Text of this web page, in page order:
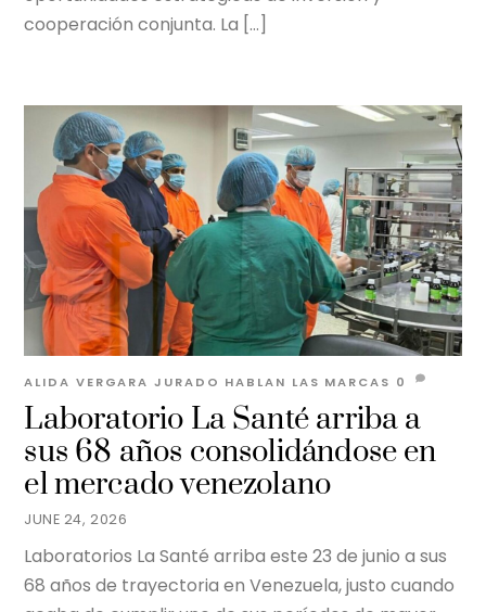
cooperación conjunta. La […]
JUNE 24, 2026
Laboratorio La Santé arriba a
sus 68 años consolidándose en
el mercado venezolano
ALIDA VERGARA JURADO HABLAN LAS MARCAS 0
Laboratorios La Santé arriba este 23 de junio a sus
68 años de trayectoria en Venezuela, justo cuando